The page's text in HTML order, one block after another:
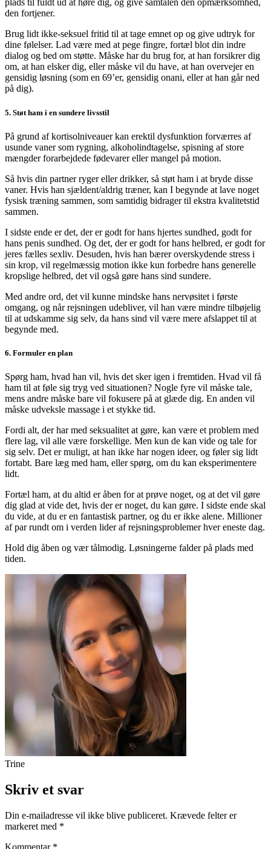
plads til fuldt ud at høre dig, og give samtalen den opmærksomhed,
den fortjener.
Brug lidt ikke-seksuel fritid til at tage emnet op og give udtryk for
dine følelser. Lad være med at pege fingre, fortæl blot din indre
dialog og bed om støtte. Måske har du brug for, at han forsikrer dig
om, at han elsker dig, eller måske vil du have, at han overvejer en
gensidig løsning (som en 69’er, gensidig onani, eller at han går ned
på dig).
5. Støt ham i en sundere livsstil
På grund af kortisolniveauer kan erektil dysfunktion forværres af
usunde vaner som rygning, alkoholindtagelse, spisning af store
mængder forarbejdede fødevarer eller mangel på motion.
Så hvis din partner ryger eller drikker, så støt ham i at bryde disse
vaner. Hvis han sjældent/aldrig træner, kan I begynde at lave noget
fysisk træning sammen, som samtidig bidrager til ekstra kvalitetstid
sammen.
I sidste ende er det, der er godt for hans hjertes sundhed, godt for
hans penis sundhed. Og det, der er godt for hans helbred, er godt for
jeres fælles sexliv. Desuden, hvis han bærer overskydende stress i
sin krop, vil regelmæssig motion ikke kun forbedre hans generelle
kropslige helbred, det vil også gøre hans sind sundere.
Med andre ord, det vil kunne mindske hans nervøsitet i første
omgang, og når rejsningen udebliver, vil han være mindre tilbøjelig
til at udskamme sig selv, da hans sind vil være mere afslappet til at
begynde med.
6. Formuler en plan
Spørg ham, hvad han vil, hvis det sker igen i fremtiden. Hvad vil få
ham til at føle sig tryg ved situationen? Nogle fyre vil måske tale,
mens andre måske bare vil fokusere på at glæde dig. En anden vil
måske udveksle massage i et stykke tid.
Fordi alt, der har med seksualitet at gøre, kan være et problem med
flere lag, vil alle være forskellige. Men kun de kan vide og tale for
sig selv. Det er muligt, at han ikke har nogen ideer, og føler sig lidt
fortabt. Bare læg med ham, eller spørg, om du kan eksperimentere
lidt.
Fortæl ham, at du altid er åben for at prøve noget, og at det vil gøre
dig glad at vide det, hvis der er noget, du kan gøre. I sidste ende skal
du vide, at du er en fantastisk partner, og du er ikke alene. Millioner
af par rundt om i verden lider af rejsningsproblemer hver eneste dag.
Hold dig åben og vær tålmodig. Løsningerne falder på plads med
tiden.
Trine
Skriv et svar
Din e-mailadresse vil ikke blive publiceret. Krævede felter er
markeret med *
Kommentar *